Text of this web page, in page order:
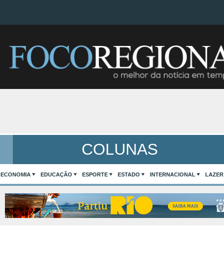
COLUNAS
ECONOMIA EDUCAÇÃO ESPORTE ESTADO INTERNACIONAL LAZER